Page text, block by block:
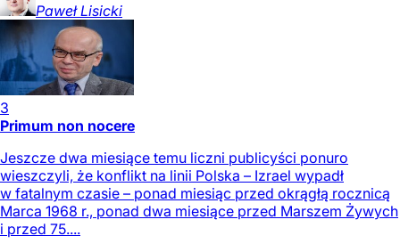
Paweł Lisicki
3
Primum non nocere
Jeszcze dwa miesiące temu liczni publicyści ponuro
wieszczyli, że konflikt na linii Polska – Izrael wypadł
w fatalnym czasie – ponad miesiąc przed okrągłą rocznicą
Marca 1968 r., ponad dwa miesiące przed Marszem Żywych
i przed 75....